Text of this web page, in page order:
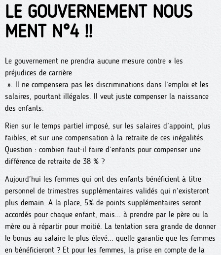
LE GOUVERNEMENT NOUS
MENT N°4 !!
Le gouvernement ne prendra aucune mesure contre « les
préjudices de carrière
». Il ne compensera pas les discriminations dans l’emploi et les
salaires, pourtant illégales. Il veut juste compenser la naissance
des enfants.
Rien sur le temps partiel imposé, sur les salaires d’appoint, plus
faibles, et sur une compensation à la retraite de ces inégalités.
Question : combien faut-il faire d’enfants pour compenser une
différence de retraite de 38 % ?
Aujourd’hui les femmes qui ont des enfants bénéficient à titre
personnel de trimestres supplémentaires validés qui n’existeront
plus demain. A la place, 5% de points supplémentaires seront
accordés pour chaque enfant, mais... à prendre par le père ou la
mère ou à répartir pour moitié. La tentation sera grande de donner
le bonus au salaire le plus élevé... quelle garantie que les femmes
en bénéficieront ? Et pour les femmes, la prise en compte de la